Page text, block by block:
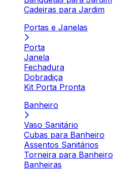
Cadeiras para Jardim
Portas e Janelas
Porta
Janela
Fechadura
Dobradiça
Kit Porta Pronta
Banheiro
Vaso Sanitário
Cubas para Banheiro
Assentos Sanitários
Torneira para Banheiro
Banheiras